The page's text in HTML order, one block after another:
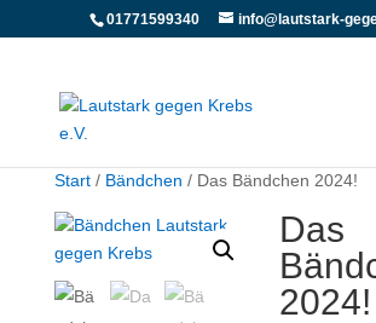
01771599340 info@lautstark-
Start/ Bändchen / Das Bändchen 2024!
Das
2024!